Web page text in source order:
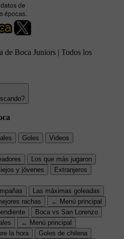
Boca Juniors | Todos los
Goles
Videos
Los que más jugaron
y jóvenes
Extranjeros
Las máximas goleadas
rachas
← Menú principal
Boca vs San Lorenzo
← Menú principal
la hora
Goles de chilena